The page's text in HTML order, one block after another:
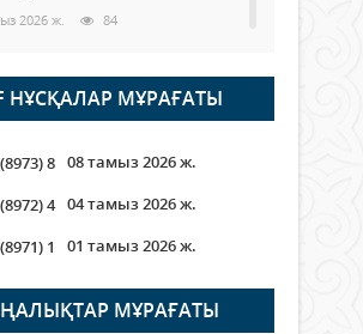
2026 ж. 84
Қызылорда облысы
департаменті 20
астам көрерменнің
қамтамасыз етті
2026 ж.
АРҚЫЛЫ ҚАЛАЙ
2026 ж. 261
НҰСҚАЛАР МҰРАҒАТЫ
8 08 тамыз 2026 ж.
4 04 тамыз 2026 ж.
1
01 тамыз 2026 ж.
МҰРАҒАТЫ